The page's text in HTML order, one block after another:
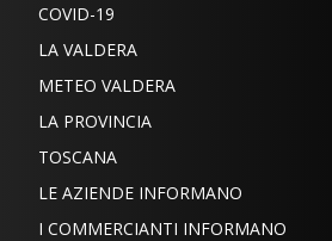
COVID-19
LA VALDERA
METEO VALDERA
LA PROVINCIA
TOSCANA
LE AZIENDE INFORMANO
I COMMERCIANTI INFORMANO